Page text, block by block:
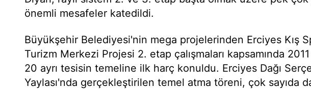
önemli mesafeler katedildi.
Büyükşehir Belediyesi'nin mega projelerinden Erciyes Kış
Turizm Merkezi Projesi 2. etap çalışmaları kapsamında 2011
20 ayrı tesisin temeline ilk harç konuldu. Erciyes Dağı
Yaylası'nda gerçekleştirilen temel atma töreni, çok sayıda